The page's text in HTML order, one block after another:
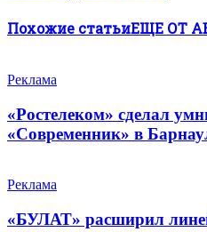
Похожие статьиЕЩЕ ОТ
Реклама
«Ростелеком» сделал
«Современник» в
Реклама
«БУЛАТ» расширил